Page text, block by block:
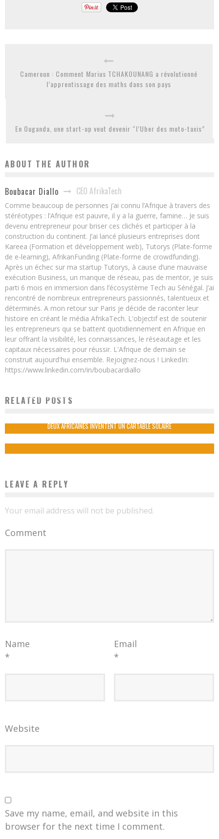
Cameroun : Comment Marius TCHAKOUNANG a révolutionné
l’apprentissage des maths dans son pays
En Ouganda, une start-up veut devenir “l’Uber des moto-taxis”
ABOUT THE AUTHOR
Boubacar Diallo CEO AfrikaTech
Comme beaucoup de personnes j’ai connu l’Afrique à travers des
stéréotypes : l’Afrique est pauvre, il y a la guerre, famine… Je suis
devenu entrepreneur pour briser ces clichés et participer à la
construction du continent. J’ai lancé plusieurs entreprises dont
Kareea (Formation et développement web), Tutorys (Plate-forme
de e-learning), AfrikanFunding (Plate-forme de crowdfunding).
Après un échec sur ma startup Tutorys, à cause d’une mauvaise
exécution Business, un manque de réseau, pas de mentor, je suis
parti 6 mois en immersion dans l’écosystème Tech au Sénégal. J’ai
rencontré de nombreux entrepreneurs passionnés, talentueux et
déterminés. A mon retour sur Paris je décide de raconter leur
histoire en créant le média AfrikaTech. L'objectif est de soutenir
les entrepreneurs qui se battent quotidiennement en Afrique en
leur offrant la visibilité, les connaissances, le réseautage et les
capitaux nécessaires pour réussir. L'Afrique de demain se
construit aujourd'hui ensemble. Rejoignez-nous ! LinkedIn:
https://www.linkedin.com/in/boubacardiallo
RELATED POSTS
CE QUE LES REQUÊTES GOOGLE DISENT DES AFRICAINS ANGLOPHONES ET
DEUX AFRICAINES INVENTENT UN CARTABLE SOLAIRE
LEAVE A REPLY
Your email address will not be published.
Comment
Name
*
Email
*
Website
Save my name, email, and website in this
browser for the next time I comment.